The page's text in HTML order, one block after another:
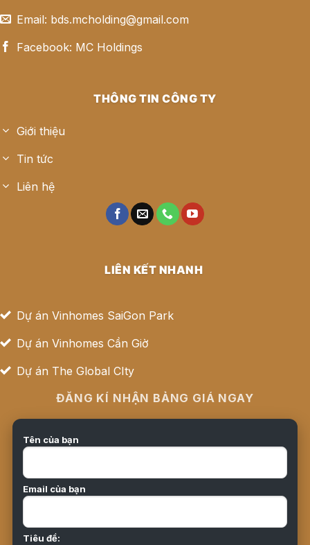
Email: bds.mcholding@gmail.com
Facebook: MC Holdings
THÔNG TIN CÔNG TY
Giới thiệu
Tin tức
Liên hệ
LIÊN KẾT NHANH
Dự án Vinhomes SaiGon Park
Dự án Vinhomes Cần Giờ
Dự án The Global CIty
ĐĂNG KÍ NHẬN BẢNG GIÁ NGAY
Tên của bạn
Email của bạn
Tiêu đề: